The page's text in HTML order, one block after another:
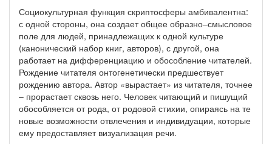
Социокультурная функция скриптосферы амбивалентна:
с одной стороны, она создает общее образно–смысловое
поле для людей, принадлежащих к одной культуре
(канонический набор книг, авторов), с другой, она
работает на дифференциацию и обособление читателей.
Рождение читателя онтогенетически предшествует
рождению автора. Автор «вырастает» из читателя, точнее
– прорастает сквозь него. Человек читающий и пишущий
обособляется от рода, от родовой стихии, опираясь на те
новые возможности отвлечения и индивидуации, которые
ему предоставляет визуализация речи.